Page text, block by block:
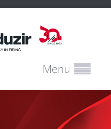
Menu